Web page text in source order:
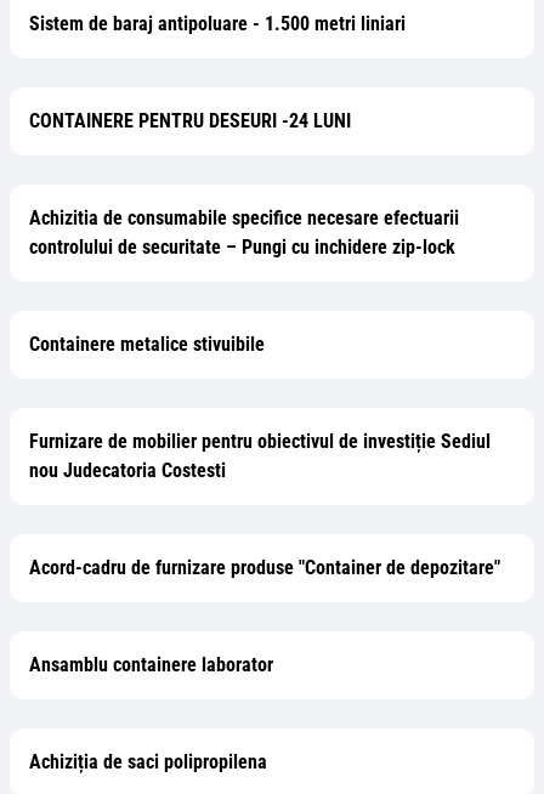
Sistem de baraj antipoluare - 1.500 metri liniari
CONTAINERE PENTRU DESEURI -24 LUNI
Achizitia de consumabile specifice necesare efectuarii
controlului de securitate – Pungi cu inchidere zip-lock
Containere metalice stivuibile
Furnizare de mobilier pentru obiectivul de investiție Sediul
nou Judecatoria Costesti
Acord-cadru de furnizare produse "Container de depozitare"
Ansamblu containere laborator
Achiziția de saci polipropilena